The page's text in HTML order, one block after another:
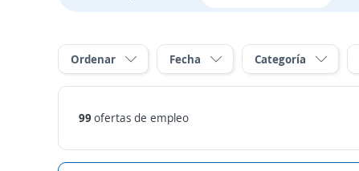
Ordenar Fecha Categoría
99 ofertas de empleo